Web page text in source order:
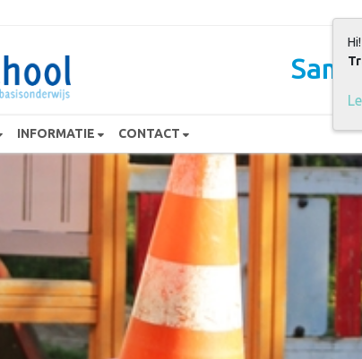
INFORMATIE CONTACT